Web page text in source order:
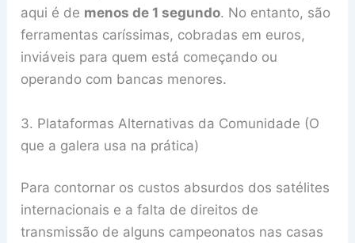
aqui é de menos de 1 segundo. No entanto, são
ferramentas caríssimas, cobradas em euros,
inviáveis para quem está começando ou
operando com bancas menores.
3. Plataformas Alternativas da Comunidade (O
que a galera usa na prática)
Para contornar os custos absurdos dos satélites
internacionais e a falta de direitos de
transmissão de alguns campeonatos nas casas